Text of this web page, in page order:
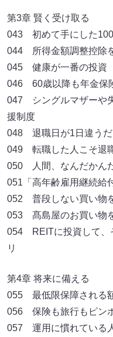
第3章 賢く受け取る
043 初めて手にした
044 所得金額調整控除
045 健康が一番の投資
046 60歳以降も年金保
047 シングルマザーや
援制度
048 退職日が1日違うだ
049 転職した人こそ退
050 人間、なんだかん
051「高年齢雇用継続給
052 普段しない買い物
053 髙島屋のお買い物
054 REITに投資して、
リ
第4章 将来に備える
055 最低限保障される
056 保険も旅行もピン
057 運用に慣れている